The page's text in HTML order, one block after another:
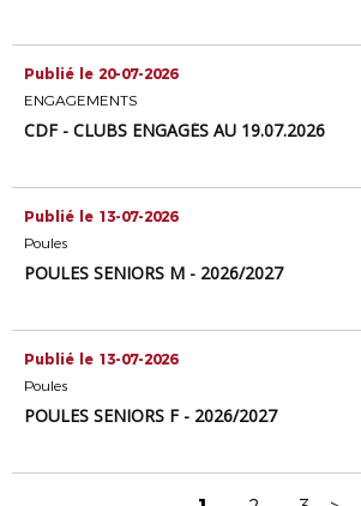
Publié le 20-07-2026
ENGAGEMENTS
CDF - CLUBS ENGAGÉS AU 19.07.2026
Publié le 13-07-2026
Poules
POULES SENIORS M - 2026/2027
Publié le 13-07-2026
Poules
POULES SENIORS F - 2026/2027